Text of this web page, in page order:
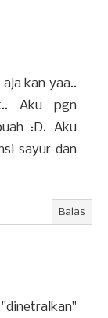
kan yaa..
Aku pgn
:D. Aku
sayur dan
Balas